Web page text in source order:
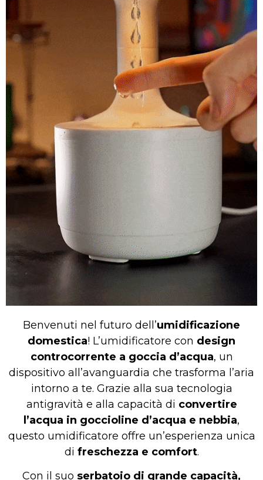
Benvenuti nel futuro dell’umidificazione
domestica! L’umidificatore con design
controcorrente a goccia d’acqua, un
dispositivo all’avanguardia che trasforma l’aria
intorno a te. Grazie alla sua tecnologia
antigravità e alla capacità di convertire
l’acqua in goccioline d’acqua e nebbia,
questo umidificatore offre un’esperienza unica
di freschezza e comfort.
Con il suo serbatoio di grande capacità,